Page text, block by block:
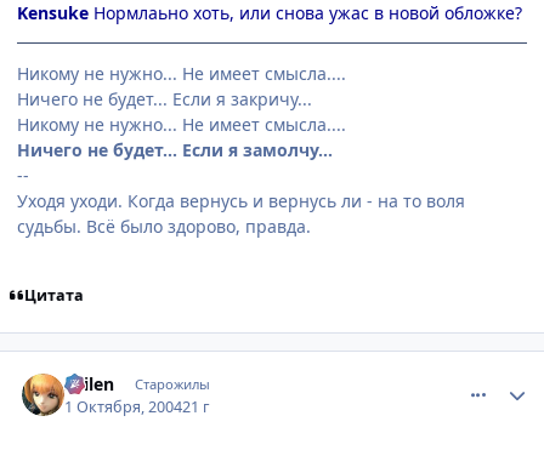
Kensuke Нормлаьно хоть, или снова ужас в новой обложке?
Никому не нужно... Не имеет смысла....
Ничего не будет... Если я закричу...
Никому не нужно... Не имеет смысла....
Ничего не будет... Если я замолчу...
--
Уходя уходи. Когда вернусь и вернусь ли - на то воля
судьбы. Всё было здорово, правда.
Цитата
Sailen Старожилы
1 Октября, 200421 г